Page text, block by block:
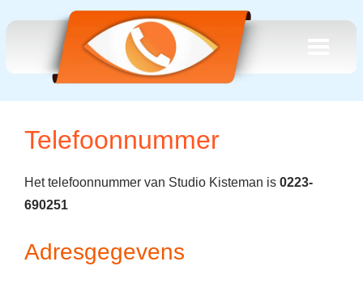
Telefoonnummer
Het telefoonnummer van Studio Kisteman is 0223-
690251
Adresgegevens